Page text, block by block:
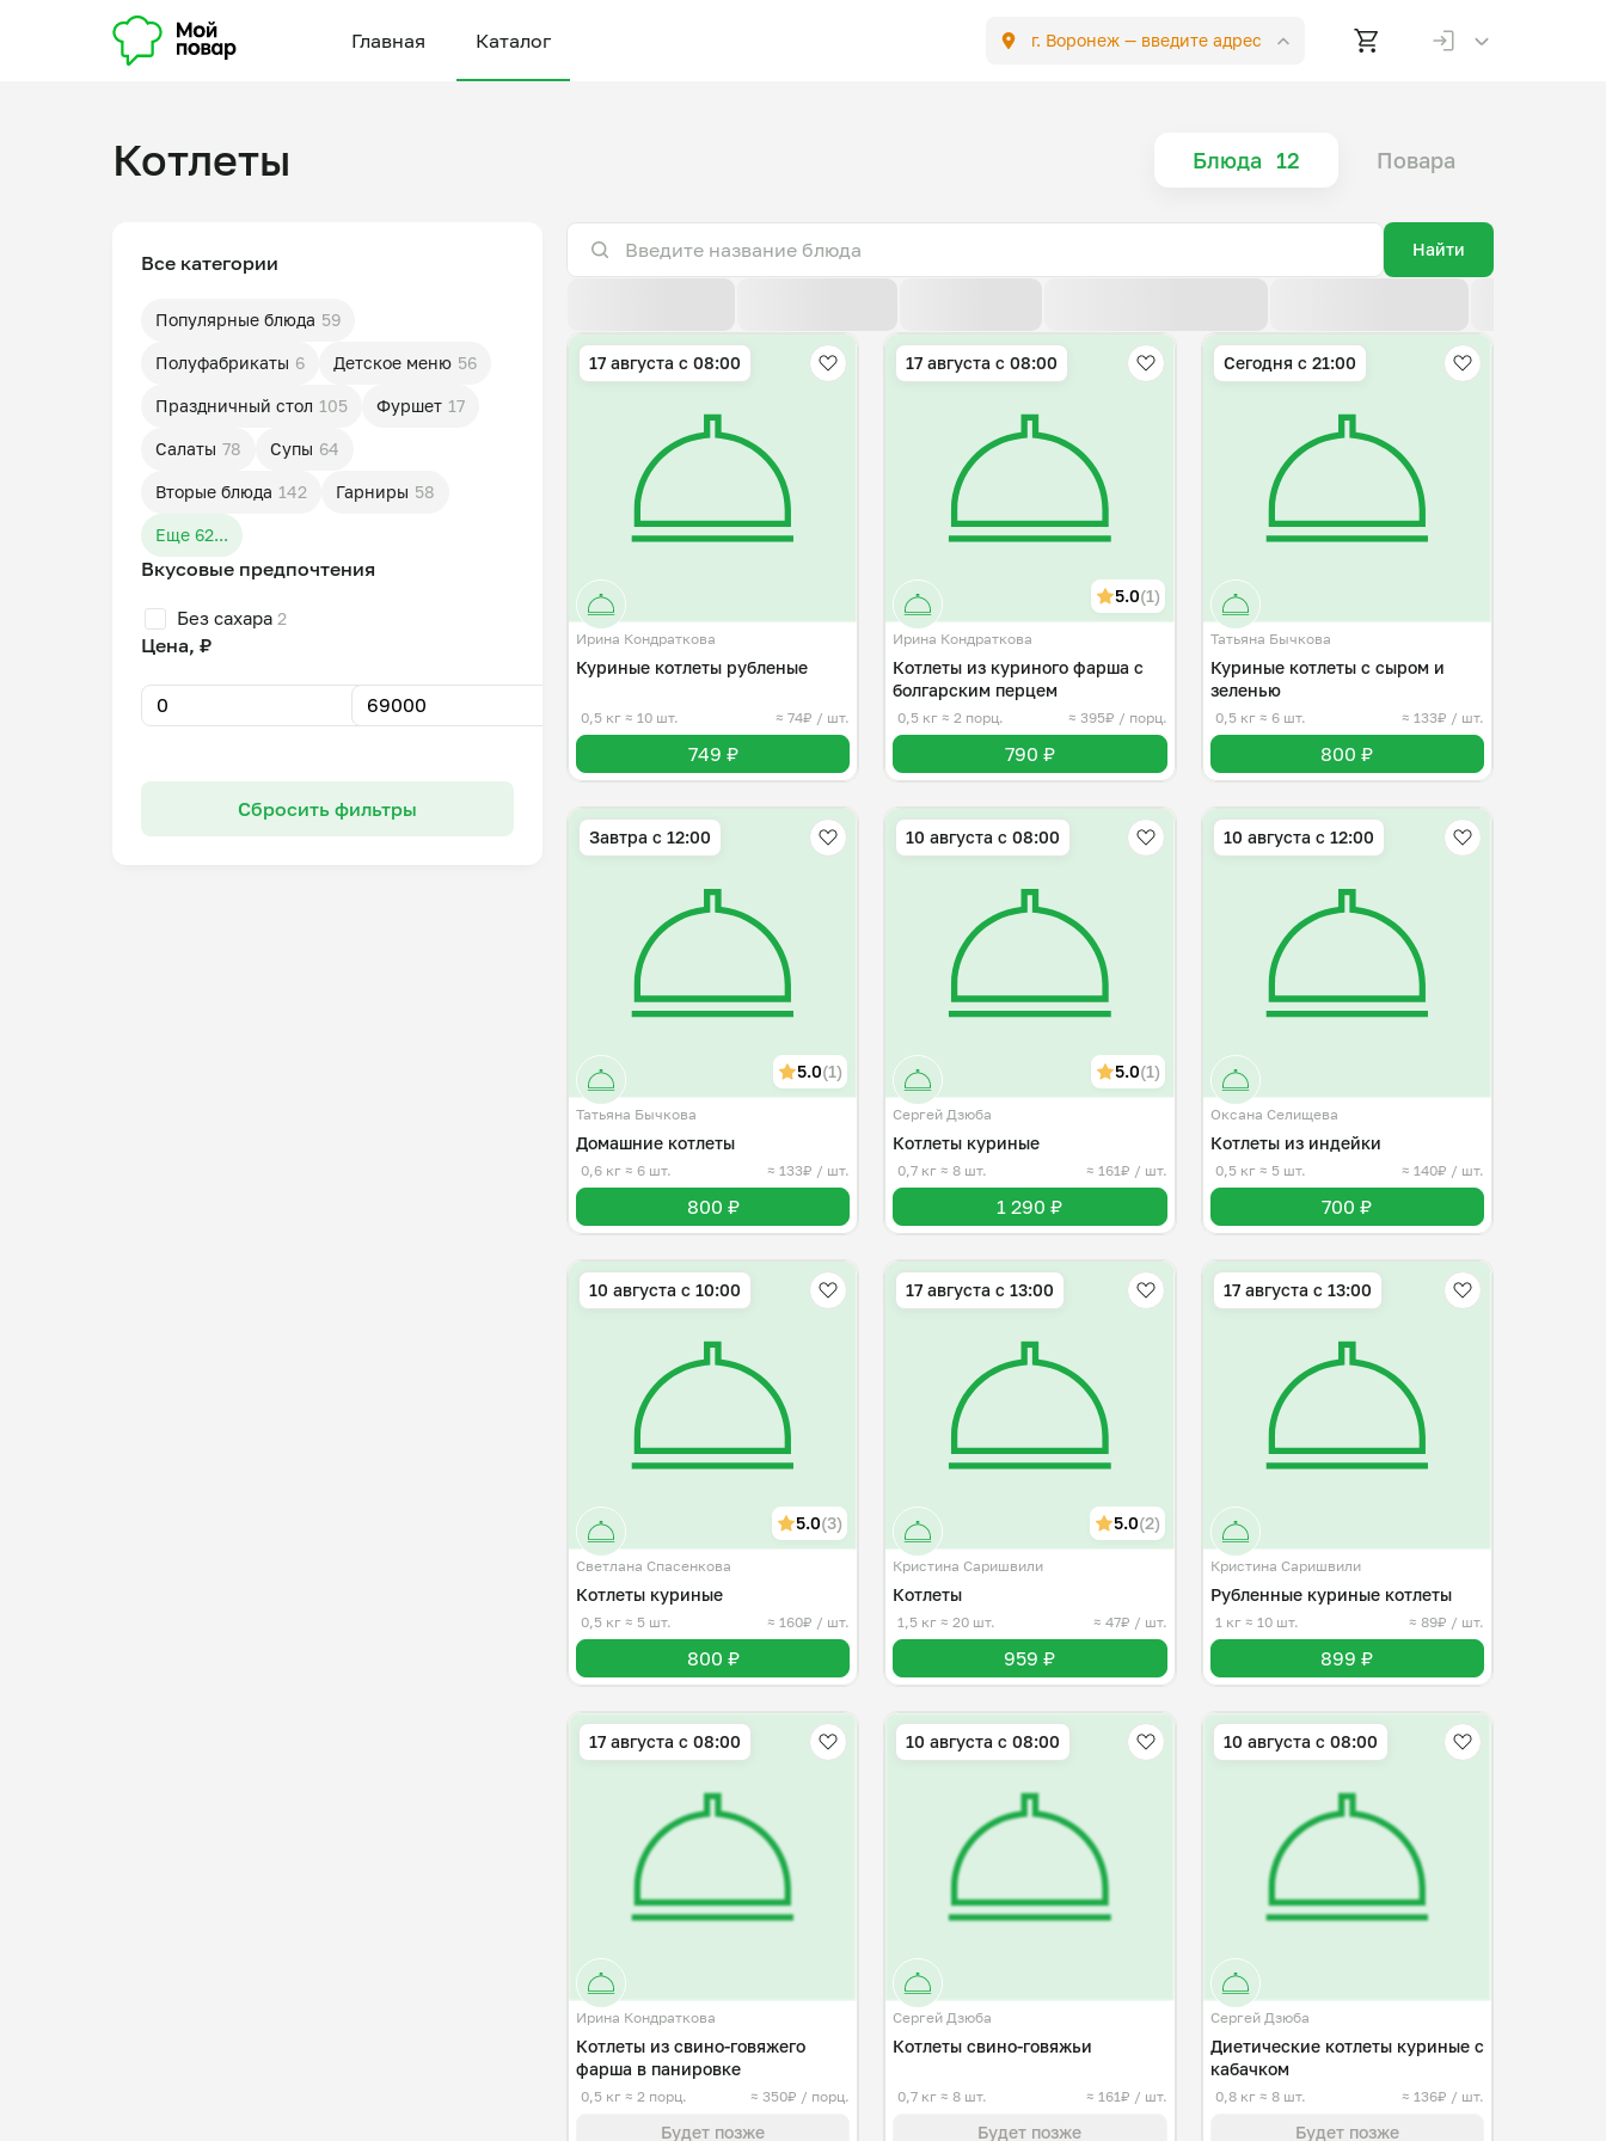
Главная Каталог г. Воронеж — введите адрес
Котлеты Блюда 12 Повара
Все категории
Популярные блюда 59
Полуфабрикаты 6 Детское меню 56
Праздничный стол 105 Фуршет 17
Салаты 78 Супы 64
Вторые блюда 142 Гарниры 58
Еще 62...
Вкусовые предпочтения
Без сахара 2
Цена, ₽
Сбросить фильтры
Найти
17 августа с 08:00
Ирина Кондраткова
Куриные котлеты рубленые
0,5 кг ≈ 10 шт. ≈ 74₽ / шт.
749 ₽
17 августа с 08:00
5.0(1)
Ирина Кондраткова
Котлеты из куриного фарша с
болгарским перцем
0,5 кг≈ 2 порц. ≈ 395₽ / порц.
790 ₽
Сегодня с 21:00
Татьяна Бычкова
Куриные котлеты с сыром и
зеленью
0,5 кг ≈ 6 шт. ≈ 133₽ / шт.
800 ₽
Завтра c 12:00
5.0(1)
Татьяна Бычкова
Домашние котлеты
0,6 кг ≈ 6 шт. ≈ 133₽ / шт.
800 ₽
10 августа с 08:00
5.0(1)
Сергей Дзюба
Котлеты куриные
0,7 кг≈ 8 шт. ≈ 161₽ / шт.
1 290 ₽
10 августа с 12:00
Оксана Селищева
Котлеты из индейки
0,5 кг ≈ 5 шт. ≈ 140₽ / шт.
700 ₽
10 августа с 10:00
5.0(3)
Светлана Спасенкова
Котлеты куриные
0,5 кг ≈ 5 шт. ≈ 160₽ / шт.
800 ₽
17 августа с 13:00
5.0(2)
Кристина Саришвили
Котлеты
1,5 кг≈ 20 шт. ≈ 47₽ / шт.
959 ₽
17 августа с 13:00
Кристина Саришвили
Рубленные куриные котлеты
1 кг ≈ 10 шт. ≈ 89₽ / шт.
899 ₽
17 августа с 08:00
Ирина Кондраткова
Котлеты из свино-говяжего
фарша в панировке
0,5 кг ≈ 2 порц. ≈ 350₽ / порц.
Будет позже
10 августа с 08:00
Сергей Дзюба
Котлеты свино-говяжьи
0,7 кг≈ 8 шт. ≈ 161₽ / шт.
Будет позже
10 августа с 08:00
Сергей Дзюба
Диетические котлеты куриные с
кабачком
0,8 кг ≈ 8 шт. ≈ 136₽ / шт.
Будет позже